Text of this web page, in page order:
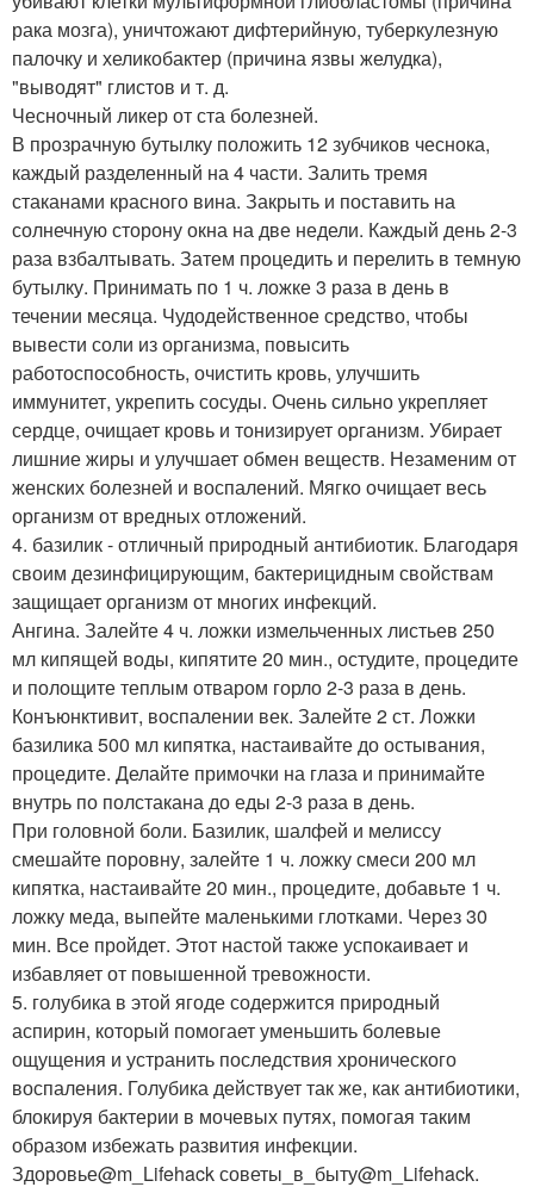
рака мозга), уничтожают дифтерийную, туберкулезную
палочку и хеликобактер (причина язвы желудка),
"выводят" глистов и т. д.
Чесночный ликер от ста болезней.
В прозрачную бутылку положить 12 зубчиков чеснока,
каждый разделенный на 4 части. Залить тремя
стаканами красного вина. Закрыть и поставить на
солнечную сторону окна на две недели. Каждый день 2-3
раза взбалтывать. Затем процедить и перелить в темную
бутылку. Принимать по 1 ч. ложке 3 раза в день в
течении месяца. Чудодейственное средство, чтобы
вывести соли из организма, повысить
работоспособность, очистить кровь, улучшить
иммунитет, укрепить сосуды. Очень сильно укрепляет
сердце, очищает кровь и тонизирует организм. Убирает
лишние жиры и улучшает обмен веществ. Незаменим от
женских болезней и воспалений. Мягко очищает весь
организм от вредных отложений.
4. базилик - отличный природный антибиотик. Благодаря
своим дезинфицирующим, бактерицидным свойствам
защищает организм от многих инфекций.
Ангина. Залейте 4 ч. ложки измельченных листьев 250
мл кипящей воды, кипятите 20 мин., остудите, процедите
и полощите теплым отваром горло 2-3 раза в день.
Конъюнктивит, воспалении век. Залейте 2 ст. Ложки
базилика 500 мл кипятка, настаивайте до остывания,
процедите. Делайте примочки на глаза и принимайте
внутрь по полстакана до еды 2-3 раза в день.
При головной боли. Базилик, шалфей и мелиссу
смешайте поровну, залейте 1 ч. ложку смеси 200 мл
кипятка, настаивайте 20 мин., процедите, добавьте 1 ч.
ложку меда, выпейте маленькими глотками. Через 30
мин. Все пройдет. Этот настой также успокаивает и
избавляет от повышенной тревожности.
5. голубика в этой ягоде содержится природный
аспирин, который помогает уменьшить болевые
ощущения и устранить последствия хронического
воспаления. Голубика действует так же, как антибиотики,
блокируя бактерии в мочевых путях, помогая таким
образом избежать развития инфекции.
Здоровье@m_Lifehack советы_в_быту@m_Lifehack.